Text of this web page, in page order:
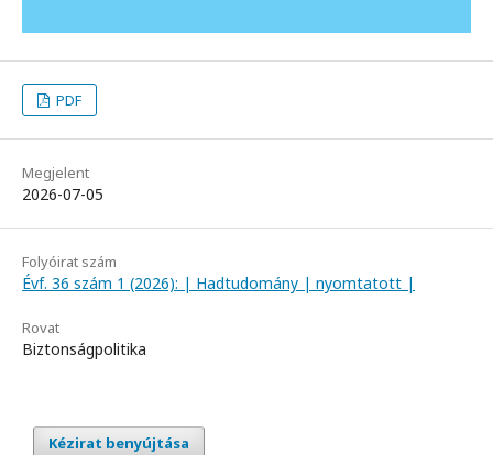
PDF
Megjelent
2026-07-05
Folyóirat szám
Évf. 36 szám 1 (2026): | Hadtudomány | nyomtatott |
Rovat
Biztonságpolitika
Kézirat benyújtása